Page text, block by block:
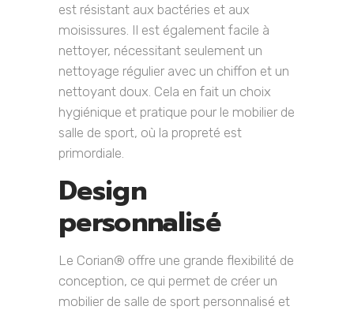
est résistant aux bactéries et aux
moisissures. Il est également facile à
nettoyer, nécessitant seulement un
nettoyage régulier avec un chiffon et un
nettoyant doux. Cela en fait un choix
hygiénique et pratique pour le mobilier de
salle de sport, où la propreté est
primordiale.
Design
personnalisé
Le Corian® offre une grande flexibilité de
conception, ce qui permet de créer un
mobilier de salle de sport personnalisé et